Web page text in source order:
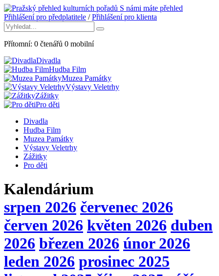
S námi máte přehled
Přihlášení pro předplatitele /Přihlášení pro klienta
Přítomní: 0 čtenářů 0 mobilní
Divadla
Hudba Film
Muzea Památky
Výstavy Veletrhy
Zážitky
Pro děti
Divadla
Hudba Film
Muzea Památky
Výstavy Veletrhy
Zážitky
Pro děti
Kalendárium
srpen 2026 červenec 2026
červen 2026 květen 2026 duben
2026 březen 2026 únor 2026
leden 2026 prosinec 2025